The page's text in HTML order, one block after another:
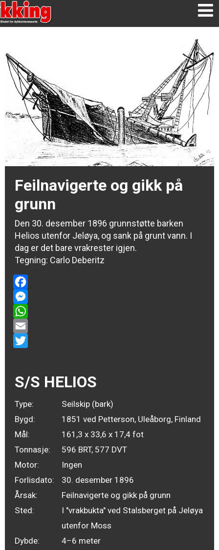
Feilnavigerte og gikk på
grunn
Den 30. desember 1896 grunnstøtte barken
Helios utenfor Jeløya, og sank på grunt vann. I
dag er det bare vrakrester igjen.
Tegning: Carlo Deberitz
Facebook
Messenger
WhatsApp
Email
S/S HELIOS
Type:
Seilskip (bark)
Bygd:
1851 ved Petterson, Uleåborg, Finland
Mål:
161,3 x 33,6 x 17,4 fot
Tonnasje:
596 BRT, 577 DVT
Motor:
Ingen
Forlisdato:
30. desember 1896
Årsak:
Feilnavigerte og gikk på grunn
Sted:
I "vrakbukta" ved Stalsberget på Jeløya
utenfor Moss
Dybde:
4–6 meter